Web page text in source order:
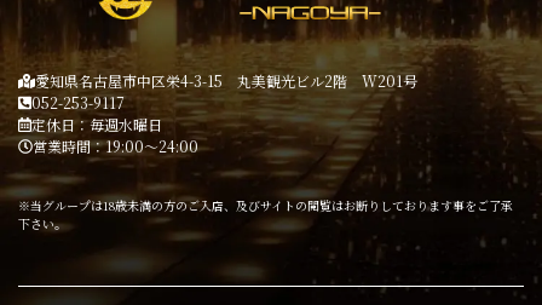
愛知県名古屋市中区栄4-3-15 丸美観光ビル2階 W201号
052-253-9117
定休日：毎週水曜日
営業時間：19:00～24:00
※当グループは18歳未満の方のご入店、及びサイトの閲覧はお断りしております事をご了承
下さい。